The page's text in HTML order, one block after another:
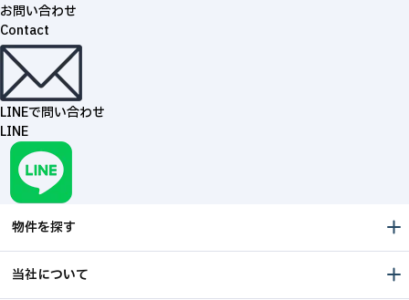
お問い合わせ
Contact
LINEで問い合わせ
LINE
物件を探す
当社について